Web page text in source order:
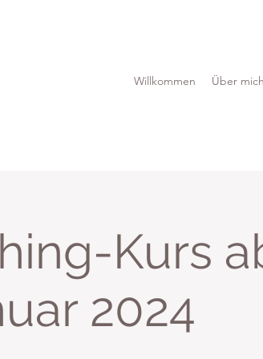
Willkommen Über mich
Kurs
2024